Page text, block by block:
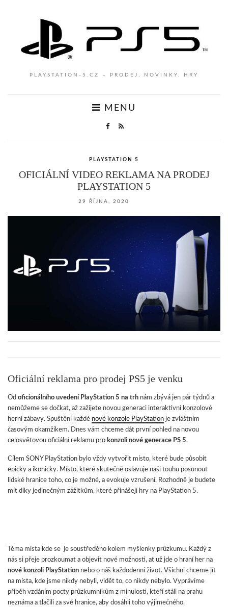
PLAYSTATION-5.CZ – PRODEJ, NOVINKY, HRY
MENU
PLAYSTATION 5
OFICIÁLNÍ VIDEO REKLAMA NA PRODEJ
PLAYSTATION 5
29 ŘÍJNA, 2020
Oficiální reklama pro prodej PS5 je venku
Od oficionálního uvedení PlayStation 5 na trh nám zbývá jen pár týdnů a
nemůžeme se dočkat, až zažijete novou generaci interaktivní konzolové
herní zábavy. Spuštění každé nové konzole PlayStation je zvláštním
časovým okamžikem. Dnes vám chceme dát první pohled na novou
celosvětovou oficiální reklamu pro konzoli nové generace PS 5.
Cílem SONY PlayStation bylo vždy vytvořit místo, které bude působit
epicky a ikonicky. Místo, které skutečně oslavuje naši touhu posunout
lidské hranice toho, co je možné, a evokuje vzrušení. Rozhodně je budete
mít díky jedinečným zážitkům, které přinášejí hry na PlayStation 5.
Téma místa kde se je soustředěno kolem myšlenky průzkumu. Každý z
nás si přeje prozkoumat a objevit nové možnosti, ať už jde o hraní her na
nové konzoli PlayStation nebo o náš každodenní život. Všichni chceme jít
na místa, kde jsme nikdy nebyli, vidět to, co nikdy nebylo. Vyprávíme
příběh vzdáním pocty průzkumníkům z minulosti, kteří stáli na prahu
neznáma a tlačili za své hranice, aby dosáhli toho výjimečného.